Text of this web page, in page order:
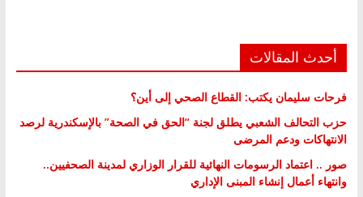
أحدث المقالات
فرحات سليمان يكتب: القطاع الصحي إلى أين؟
حزب التحالف الشعبي يطلق لجنة “الحق في الصحة” بالإسكندرية لرصد
الانتهاكات ودعم المرضى
صور .. اعتماد الرسومات النهائية للقرار الوزاري لمدينة الصحفيين..
وانتهاء أعمال إنشاء المبنى الإداري